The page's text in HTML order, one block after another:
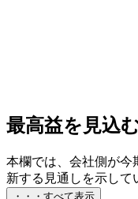
最高益を見込
本欄では、会社側が今
新する見通しを示して
・・・すべて表示